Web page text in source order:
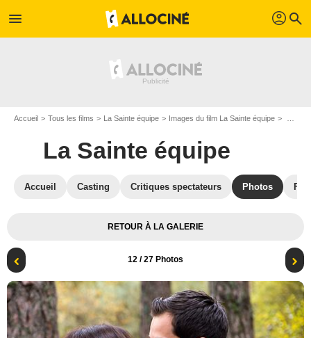
menu profil search
Accueil Tous les films La Sainte équipe Images du film La Sainte équipe
La Sainte équipe
Accueil Casting Critiques spectateurs Photos
RETOUR À LA GALERIE
12 / 27 Photos